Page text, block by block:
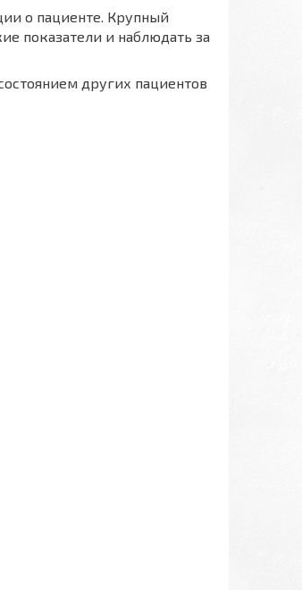
о пациенте. Крупный
показатели и наблюдать за
других пациентов